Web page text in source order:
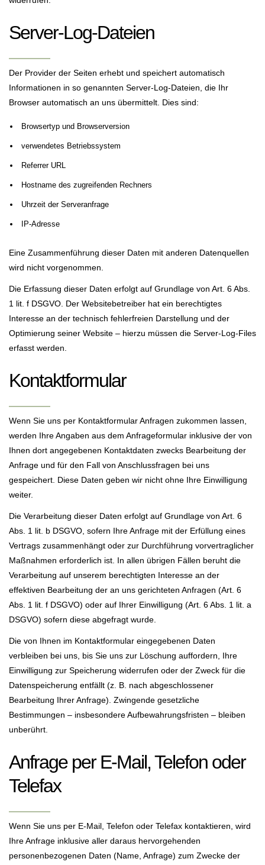
Server-Log-Dateien
Der Provider der Seiten erhebt und speichert automatisch
Informationen in so genannten Server-Log-Dateien, die Ihr
Browser automatisch an uns übermittelt. Dies sind:
Browsertyp und Browserversion
verwendetes Betriebssystem
Referrer URL
Hostname des zugreifenden Rechners
Uhrzeit der Serveranfrage
IP-Adresse
Eine Zusammenführung dieser Daten mit anderen Datenquellen
wird nicht vorgenommen.
Die Erfassung dieser Daten erfolgt auf Grundlage von Art. 6 Abs.
1 lit. f DSGVO. Der Websitebetreiber hat ein berechtigtes
Interesse an der technisch fehlerfreien Darstellung und der
Optimierung seiner Website – hierzu müssen die Server-Log-Files
erfasst werden.
Kontaktformular
Wenn Sie uns per Kontaktformular Anfragen zukommen lassen,
werden Ihre Angaben aus dem Anfrageformular inklusive der von
Ihnen dort angegebenen Kontaktdaten zwecks Bearbeitung der
Anfrage und für den Fall von Anschlussfragen bei uns
gespeichert. Diese Daten geben wir nicht ohne Ihre Einwilligung
weiter.
Die Verarbeitung dieser Daten erfolgt auf Grundlage von Art. 6
Abs. 1 lit. b DSGVO, sofern Ihre Anfrage mit der Erfüllung eines
Vertrags zusammenhängt oder zur Durchführung vorvertraglicher
Maßnahmen erforderlich ist. In allen übrigen Fällen beruht die
Verarbeitung auf unserem berechtigten Interesse an der
effektiven Bearbeitung der an uns gerichteten Anfragen (Art. 6
Abs. 1 lit. f DSGVO) oder auf Ihrer Einwilligung (Art. 6 Abs. 1 lit. a
DSGVO) sofern diese abgefragt wurde.
Die von Ihnen im Kontaktformular eingegebenen Daten
verbleiben bei uns, bis Sie uns zur Löschung auffordern, Ihre
Einwilligung zur Speicherung widerrufen oder der Zweck für die
Datenspeicherung entfällt (z. B. nach abgeschlossener
Bearbeitung Ihrer Anfrage). Zwingende gesetzliche
Bestimmungen – insbesondere Aufbewahrungsfristen – bleiben
unberührt.
Anfrage per E-Mail, Telefon oder
Telefax
Wenn Sie uns per E-Mail, Telefon oder Telefax kontaktieren, wird
Ihre Anfrage inklusive aller daraus hervorgehenden
personenbezogenen Daten (Name, Anfrage) zum Zwecke der